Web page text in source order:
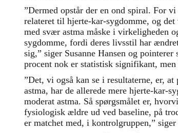
”Dermed opstår der en ond spiral. For
relateret til hjerte-kar-sygdomme, og
med svær astma måske i virkeligheden
sygdomme, fordi deres livsstil har
sig,” siger Susanne Hansen og
procent nok er statistisk signifikant,
”Det, vi også kan se i resultaterne, er,
astma, har de allerede mere hjerte-kar-
moderat astma. Så spørgsmålet er,
fysiologisk ældre ud ved baseline, på
er matchet med, i kontrolgruppen,”